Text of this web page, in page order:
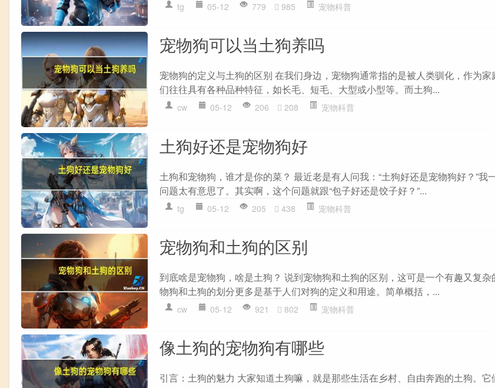
tg 05-12 779 985 宠物科普
宠物狗可以当土狗养吗
宠物狗的定义与土狗的区别 在我们身边，宠物狗通常指的是被人类驯化，作为家
们往往具有各种品种特征，如长毛、短毛、大型或小型等。而土狗...
cw 05-12 206 208 宠物科普
土狗好还是宠物狗好
土狗和宠物狗，谁才是你的菜？ 最近老是有人问我：“土狗好还是宠物狗好？”我
问题太有意思了。其实啊，这个问题就跟“包子好还是饺子好？”...
tg 05-12 205 438 宠物科普
宠物狗和土狗的区别
到底啥是宠物狗，啥是土狗？ 说到宠物狗和土狗的区别，这可是一个有趣又复
物狗和土狗的划分更多是基于人们对狗的定义和用途。简单概括，...
cw 05-12 921 802 宠物科普
像土狗的宠物狗有哪些
引言：土狗的魅力 大家知道土狗嘛，就是那些生活在乡村、自由奔跑的土狗。